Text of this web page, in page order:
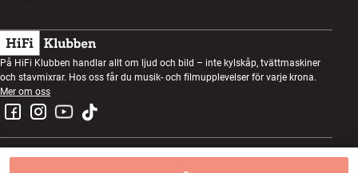
Köpvillkor
Integritetspolicy
Kundklubb
Lyssnarkväll
Tävlingar
Jobb i HiFi Klubben
Presentkort
Bygg med ljud
Montering och installation
Retur av elavfall
På HiFi Klubben handlar allt om ljud och bild – inte kylskåp, tvättmaskiner
och stavmixrar. Hos oss får du musik- och filmupplevelser för varje krona.
Mer om oss